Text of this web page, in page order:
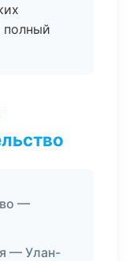
полный
—
— Улан-